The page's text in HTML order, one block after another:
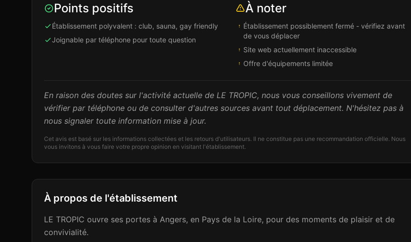
Points positifs
Établissement polyvalent : club, sauna, gay friendly
Joignable par téléphone pour toute question
À noter
Établissement possiblement fermé - vérifiez avant
de vous déplacer
Site web actuellement inaccessible
Offre d'équipements limitée
En raison des doutes sur l'activité actuelle de LE TROPIC, nous vous conseillons vivement de
vérifier par téléphone ou de consulter d'autres sources avant tout déplacement. N'hésitez pas à
nous signaler toute information mise à jour.
Cet avis est basé sur les informations collectées et les retours d'utilisateurs. Il ne constitue pas une recommandation officielle. Nous
vous invitons à vous faire votre propre opinion en visitant l'établissement.
À propos de l'établissement
LE TROPIC ouvre ses portes à Angers, en Pays de la Loire, pour des moments de plaisir et de
convivialité.